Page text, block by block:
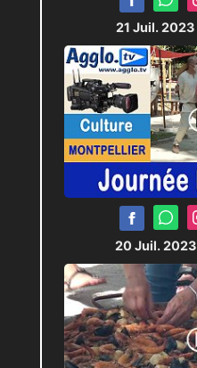
21 Juil. 2023
20 Juil. 2023